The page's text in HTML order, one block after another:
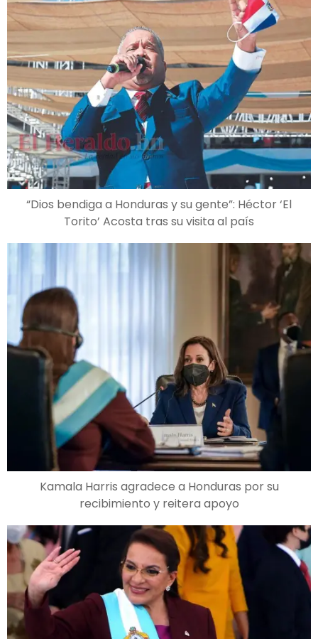
“Dios bendiga a Honduras y su gente”: Héctor ‘El
Torito’ Acosta tras su visita al país
Kamala Harris agradece a Honduras por su
recibimiento y reitera apoyo